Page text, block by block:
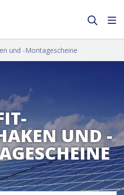
und -Montagescheine
UND -